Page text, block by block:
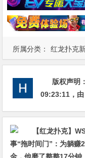
所属分类： 红龙扑克
版权声明
09:23:11 ，